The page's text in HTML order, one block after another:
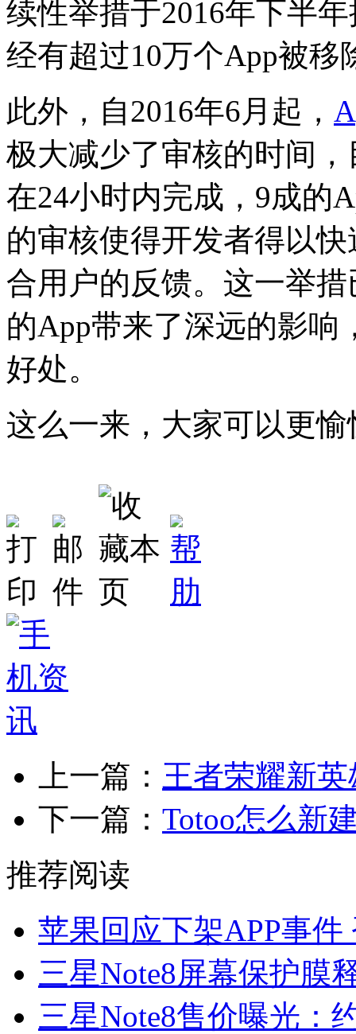
续性举措于2016年下半
经有超过10万个App被移
此外，自2016年6月起，
极大减少了审核的时间
在24小时内完成，9成的
的审核使得开发者得以
合用户的反馈。这一举
的App带来了深远的影响
好处。
这么一来，大家可以更
上一篇： 王者荣耀新
下一篇： Totoo怎么新
推荐阅读
苹果回应下架APP事件
三星Note8屏幕保护膜
三星Note8售价曝光：